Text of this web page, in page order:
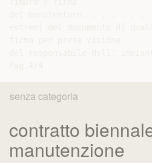
senza categoria
contratto
manutenzione